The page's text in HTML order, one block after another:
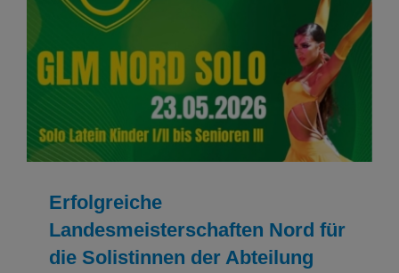
Erfolgreiche Landesmeisterschaften Nord für
die Solistinnen der Abteilung Tanzen des SC
Neubrandenburg e.V.
ERGEBNISSE & ERFOLGE NEWS
Tanzen
Tanzen Ergebnisse
Erfolgreiche
Landesmeisterschaften Nord für
die Solistinnen der Abteilung